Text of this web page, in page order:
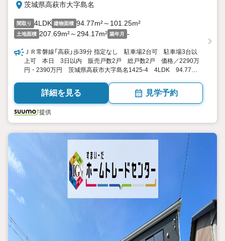
茨城県高萩市大字島名
間取り 4LDK 建物面積 94.77m²～101.25m²
土地面積 207.69m²～294.17m² 築年月 -
ＪＲ常磐線「高萩」歩39分 指定なし 駐車場2台可 駐車場3台以
上可 本日 3日以内 販売戸数2戸 総戸数2戸 価格／2290万
円・2390万円 茨城県高萩市大字島名1425-4 4LDK 94.77平
SUUMO
詳細を見る 見学予約
提供